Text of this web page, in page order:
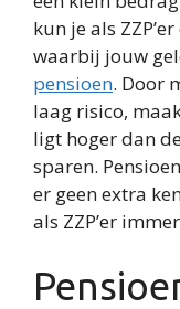
kun je als
waarbij jouw
pensioen. Door
laag risico,
ligt hoger dan
sparen.
er geen extra
als ZZP’er